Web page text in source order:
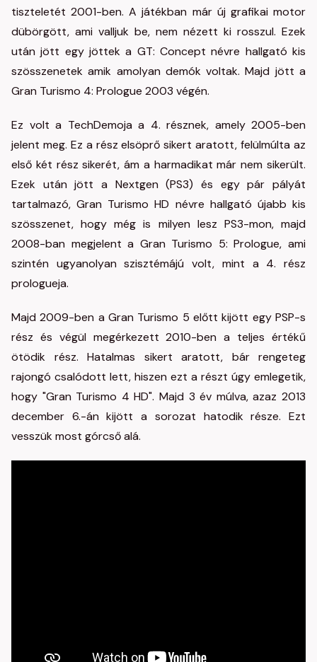
tiszteletét 2001-ben. A játékban már új grafikai motor
dübörgött, ami valljuk be, nem nézett ki rosszul. Ezek
után jött egy jöttek a GT: Concept névre hallgató kis
szösszenetek amik amolyan demók voltak. Majd jött a
Gran Turismo 4: Prologue 2003 végén.
Ez volt a TechDemoja a 4. résznek, amely 2005-ben
jelent meg. Ez a rész elsöprő sikert aratott, felülmúlta az
első két rész sikerét, ám a harmadikat már nem sikerült.
Ezek után jött a Nextgen (PS3) és egy pár pályát
tartalmazó, Gran Turismo HD névre hallgató újabb kis
szösszenet, hogy még is milyen lesz PS3-mon, majd
2008-ban megjelent a Gran Turismo 5: Prologue, ami
szintén ugyanolyan szisztémájú volt, mint a 4. rész
prologueja.
Majd 2009-ben a Gran Turismo 5 előtt kijött egy PSP-s
rész és végül megérkezett 2010-ben a teljes értékű
ötödik rész. Hatalmas sikert aratott, bár rengeteg
rajongó csalódott lett, hiszen ezt a részt úgy emlegetik,
hogy "Gran Turismo 4 HD". Majd 3 év múlva, azaz 2013
december 6.-án kijött a sorozat hatodik része. Ezt
vesszük most górcső alá.